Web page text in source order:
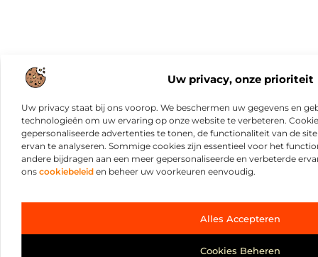
Uw privacy, onze prioriteit
Uw privacy staat bij ons voorop. We beschermen uw gegevens en
technologieën om uw ervaring op onze website te verbeteren.
gepersonaliseerde advertenties te tonen, de functionaliteit van de
ervan te analyseren. Sommige cookies zijn essentieel voor het
andere bijdragen aan een meer gepersonaliseerde en verbeterde
ons cookiebeleid en beheer uw voorkeuren eenvoudig.
Alles Accepteren
Cookies Beheren